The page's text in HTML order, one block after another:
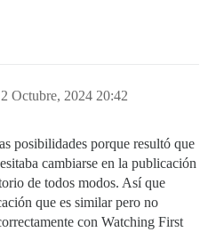
2 Octubre, 2024 20:42
posibilidades porque resultó que
cambiarse en la publicación
de todos modos. Así que
que es similar pero no
con Watching First